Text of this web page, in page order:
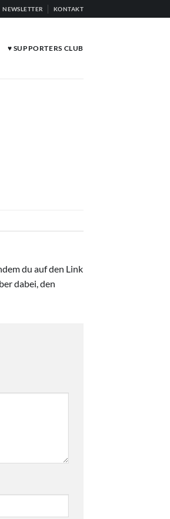
NEWSLETTER KONTAKT
♥ SUPPORTERS CLUB
du auf den Link
dabei, den